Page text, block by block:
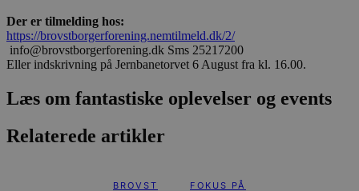
Der er tilmelding hos:
https://brovstborgerforening.nemtilmeld.dk/2/
info@brovstborgerforening.dk Sms 25217200
Eller indskrivning på Jernbanetorvet 6 August fra kl. 16.00.
Læs om fantastiske oplevelser og events
Relaterede artikler
BROVST FOKUS PÅ